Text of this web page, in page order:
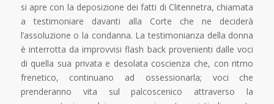
si apre con la deposizione dei fatti di Clitennetra, chiamata
a testimoniare davanti alla Corte che ne deciderà
l’assoluzione o la condanna. La testimonianza della donna
è interrotta da improvvisi flash back provenienti dalle voci
di quella sua privata e desolata coscienza che, con ritmo
frenetico, continuano ad ossessionarla; voci che
prenderanno vita sul palcoscenico attraverso la